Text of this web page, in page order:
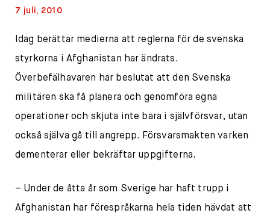
7 juli, 2010
Idag berättar medierna att reglerna för de svenska
styrkorna i Afghanistan har ändrats.
Överbefälhavaren har beslutat att den Svenska
militären ska få planera och genomföra egna
operationer och skjuta inte bara i självförsvar, utan
också själva gå till angrepp. Försvarsmakten varken
dementerar eller bekräftar uppgifterna.
– Under de åtta år som Sverige har haft trupp i
Afghanistan har förespråkarna hela tiden hävdat att